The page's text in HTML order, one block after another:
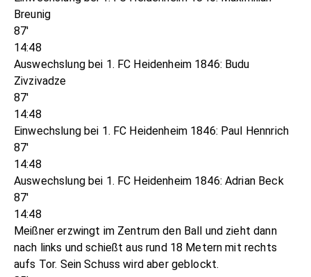
Breunig
87'
14:48
Auswechslung bei 1. FC Heidenheim 1846: Budu
Zivzivadze
87'
14:48
Einwechslung bei 1. FC Heidenheim 1846: Paul Hennrich
87'
14:48
Auswechslung bei 1. FC Heidenheim 1846: Adrian Beck
87'
14:48
Meißner erzwingt im Zentrum den Ball und zieht dann
nach links und schießt aus rund 18 Metern mit rechts
aufs Tor. Sein Schuss wird aber geblockt.